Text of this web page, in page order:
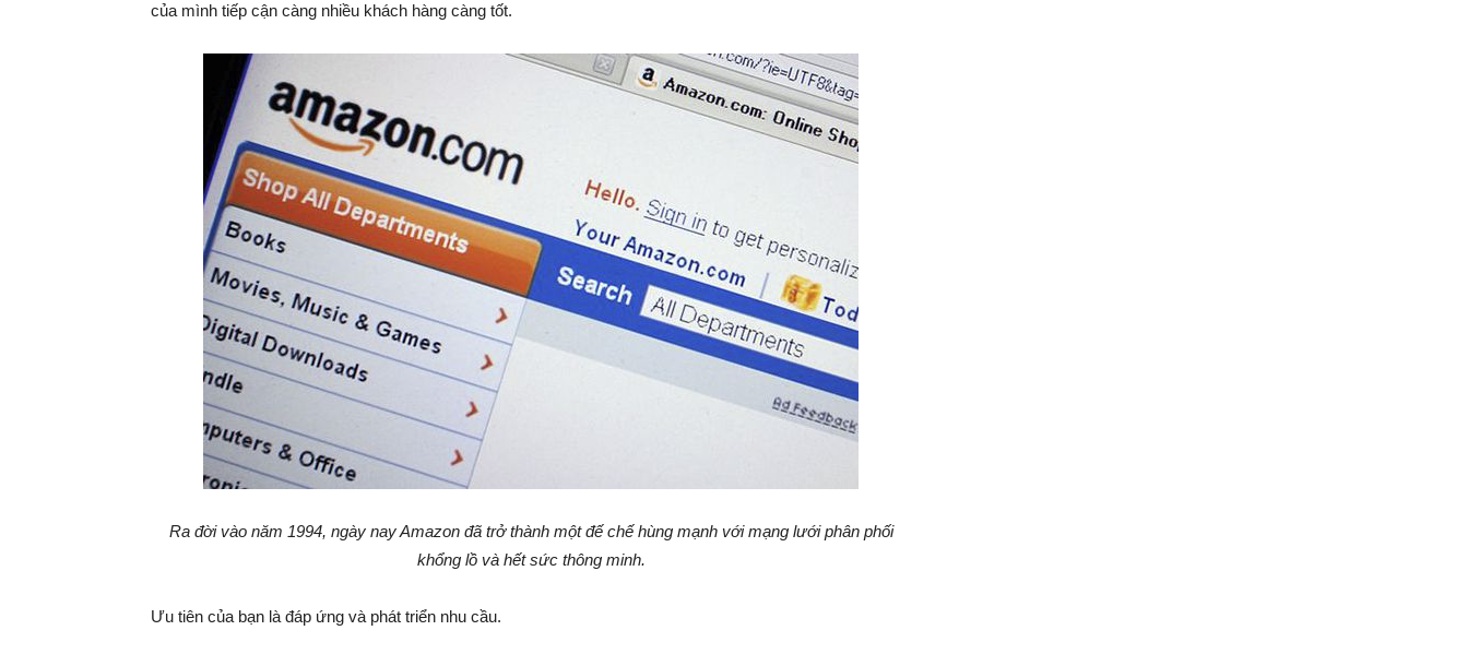
của mình tiếp cận càng nhiều khách hàng càng tốt.
Ra đời vào năm 1994, ngày nay Amazon đã trở thành một đế chế hùng mạnh với mạng lưới phân phối
khổng lồ và hết sức thông minh.
Ưu tiên của bạn là đáp ứng và phát triển nhu cầu.